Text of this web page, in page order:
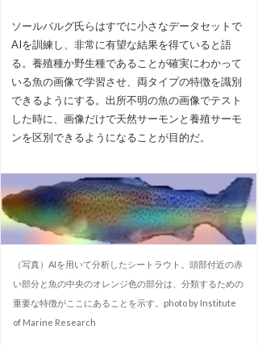
ソールバルグ氏らはすでに小さなデータセットで
AIを訓練し、非常に有望な結果を得ていると語
る。養殖種か野生種であることが確実にわかって
いる魚の画像で学習させ、両タイプの特徴を識別
できるようにする。出所不明の魚の画像でテスト
した時に、画像だけで天然サーモンと養殖サーモ
ンを区別できるようになることが目的だ。
（写真）AIを用いて分析したシートラウト。頭部付近の赤
い部分と魚の中央のオレンジ色の部分は、分類するための
重要な特徴がここにあることを示す。photo by Institute
of Marine Research